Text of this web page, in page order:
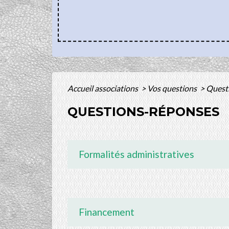
Accueil associations> Vos questions>
QUESTIONS-RÉPONSES
Formalités administratives
Financement